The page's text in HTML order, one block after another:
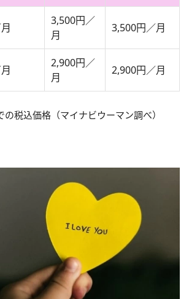
3,500円／
月
3,500円／月
2,900円／
月
2,900円／月
税込価格（マイナビウーマン調べ）